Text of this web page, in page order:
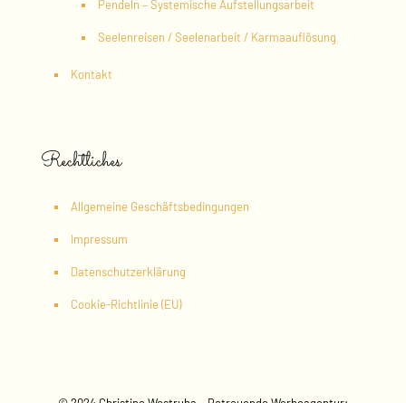
Pendeln – Systemische Aufstellungsarbeit
Seelenreisen / Seelenarbeit / Karmaauflösung
Kontakt
Rechtliches
Allgemeine Geschäftsbedingungen
Impressum
Datenschutzerklärung
Cookie-Richtlinie (EU)